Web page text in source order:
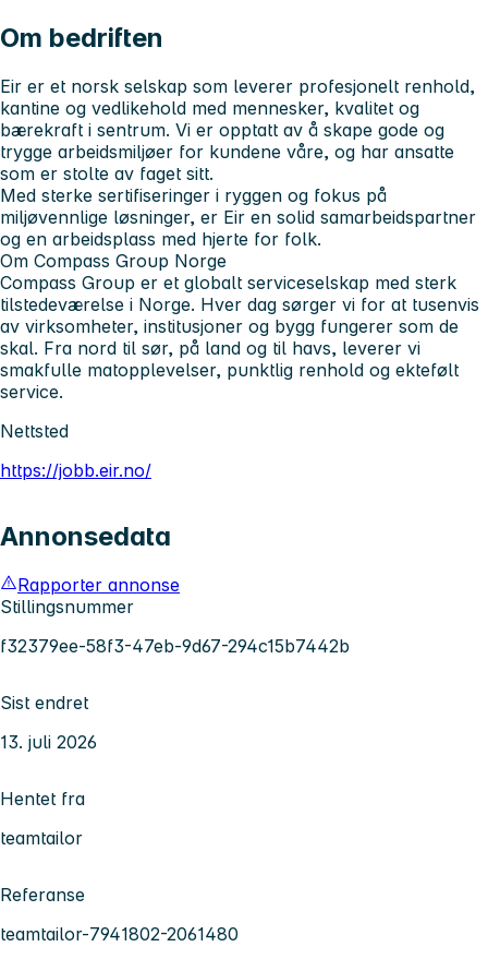
Om bedriften
Eir er et norsk selskap som leverer profesjonelt renhold,
kantine og vedlikehold med mennesker, kvalitet og
bærekraft i sentrum. Vi er opptatt av å skape gode og
trygge arbeidsmiljøer for kundene våre, og har ansatte
som er stolte av faget sitt.
Med sterke sertifiseringer i ryggen og fokus på
miljøvennlige løsninger, er Eir en solid samarbeidspartner
og en arbeidsplass med hjerte for folk.
Om Compass Group Norge
Compass Group er et globalt serviceselskap med sterk
tilstedeværelse i Norge. Hver dag sørger vi for at tusenvis
av virksomheter, institusjoner og bygg fungerer som de
skal. Fra nord til sør, på land og til havs, leverer vi
smakfulle matopplevelser, punktlig renhold og ektefølt
service.
Nettsted
https://jobb.eir.no/
Annonsedata
Rapporter annonse
Stillingsnummer
f32379ee-58f3-47eb-9d67-294c15b7442b
Sist endret
13. juli 2026
Hentet fra
teamtailor
Referanse
teamtailor-7941802-2061480